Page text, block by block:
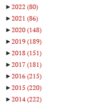
► 2022 (80)
► 2021 (86)
► 2020(148)
► 2019(189)
► 2018(151)
► 2017(181)
► 2016(215)
► 2015 (220)
► 2014(222)